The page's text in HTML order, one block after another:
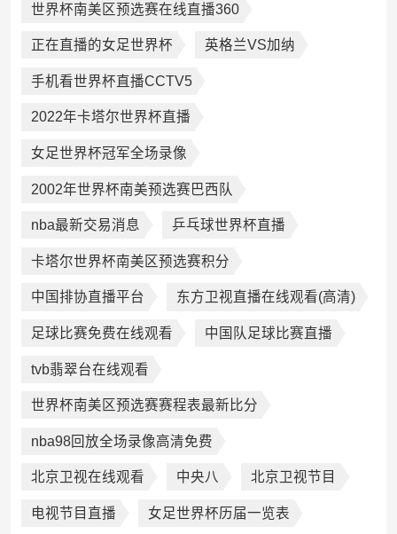
世界杯南美区预选赛在线直播360
正在直播的女足世界杯 英格兰VS加纳
手机看世界杯直播CCTV5
2022年卡塔尔世界杯直播
女足世界杯冠军全场录像
2002年世界杯南美预选赛巴西队
nba最新交易消息 乒乓球世界杯直播
卡塔尔世界杯南美区预选赛积分
中国排协直播平台 东方卫视直播在线观看(高清)
足球比赛免费在线观看 中国队足球比赛直播
tvb翡翠台在线观看
世界杯南美区预选赛赛程表最新比分
nba98回放全场录像高清免费
北京卫视在线观看 中央八 北京卫视节目
电视节目直播 女足世界杯历届一览表